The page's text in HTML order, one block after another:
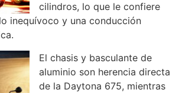
cilindros, lo que le confiere
inequívoco y una conducción
El chasis y basculante de
aluminio son herencia directa
de la Daytona 675, mientras